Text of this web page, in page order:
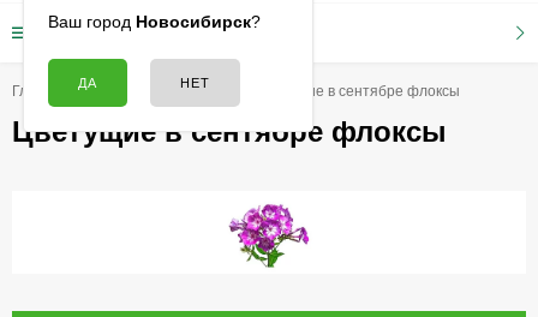
Ваш город Новосибирск?
КАТАЛОГ ТОВАРОВ
Главная Флоксы Цветущие в сентябре флоксы
Цветущие в сентябре флоксы